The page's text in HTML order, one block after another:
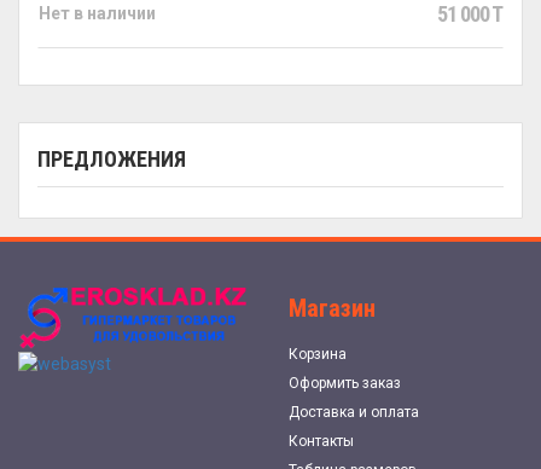
ПРЕДЛОЖЕНИЯ
Нет в наличии 51 000 T
Магазин
Корзина
Оформить заказ
Доставка и оплата
Контакты